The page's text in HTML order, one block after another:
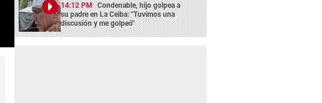
14:12 PM Condenable, hijo golpea a
su padre en La Ceiba: "Tuvimos una
discusión y me golpeó"